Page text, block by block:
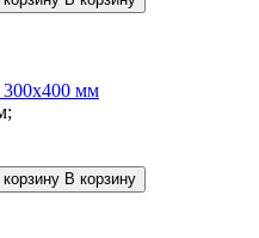
мм
В корзину